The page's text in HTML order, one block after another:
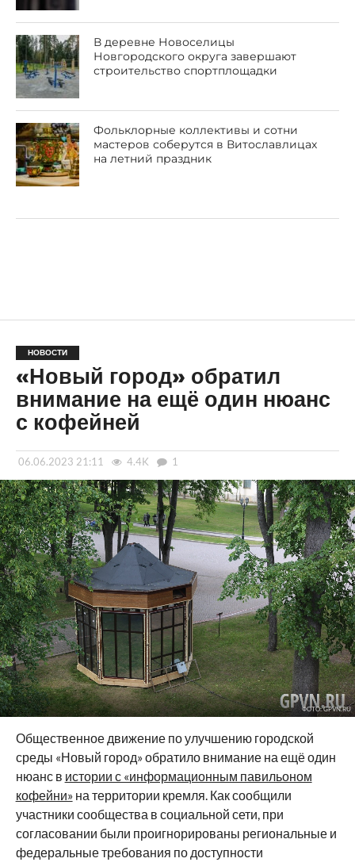
В деревне Новоселицы
Новгородского округа завершают
строительство спортплощадки
Фольклорные коллективы и сотни
мастеров соберутся в Витославлицах
на летний праздник
НОВОСТИ
«Новый город» обратил
внимание на ещё один нюанс
с кофейней
06.06.2023 21:11 4.4K 1
ФОТО: GPVN.RU
Общественное движение по улучшению городской
среды «Новый город» обратило внимание на ещё один
нюанс в истории с «информационным павильоном
кофейни»на территории кремля. Как сообщили
участники сообщества в социальной сети, при
согласовании были проигнорированы региональные и
федеральные требования по доступности